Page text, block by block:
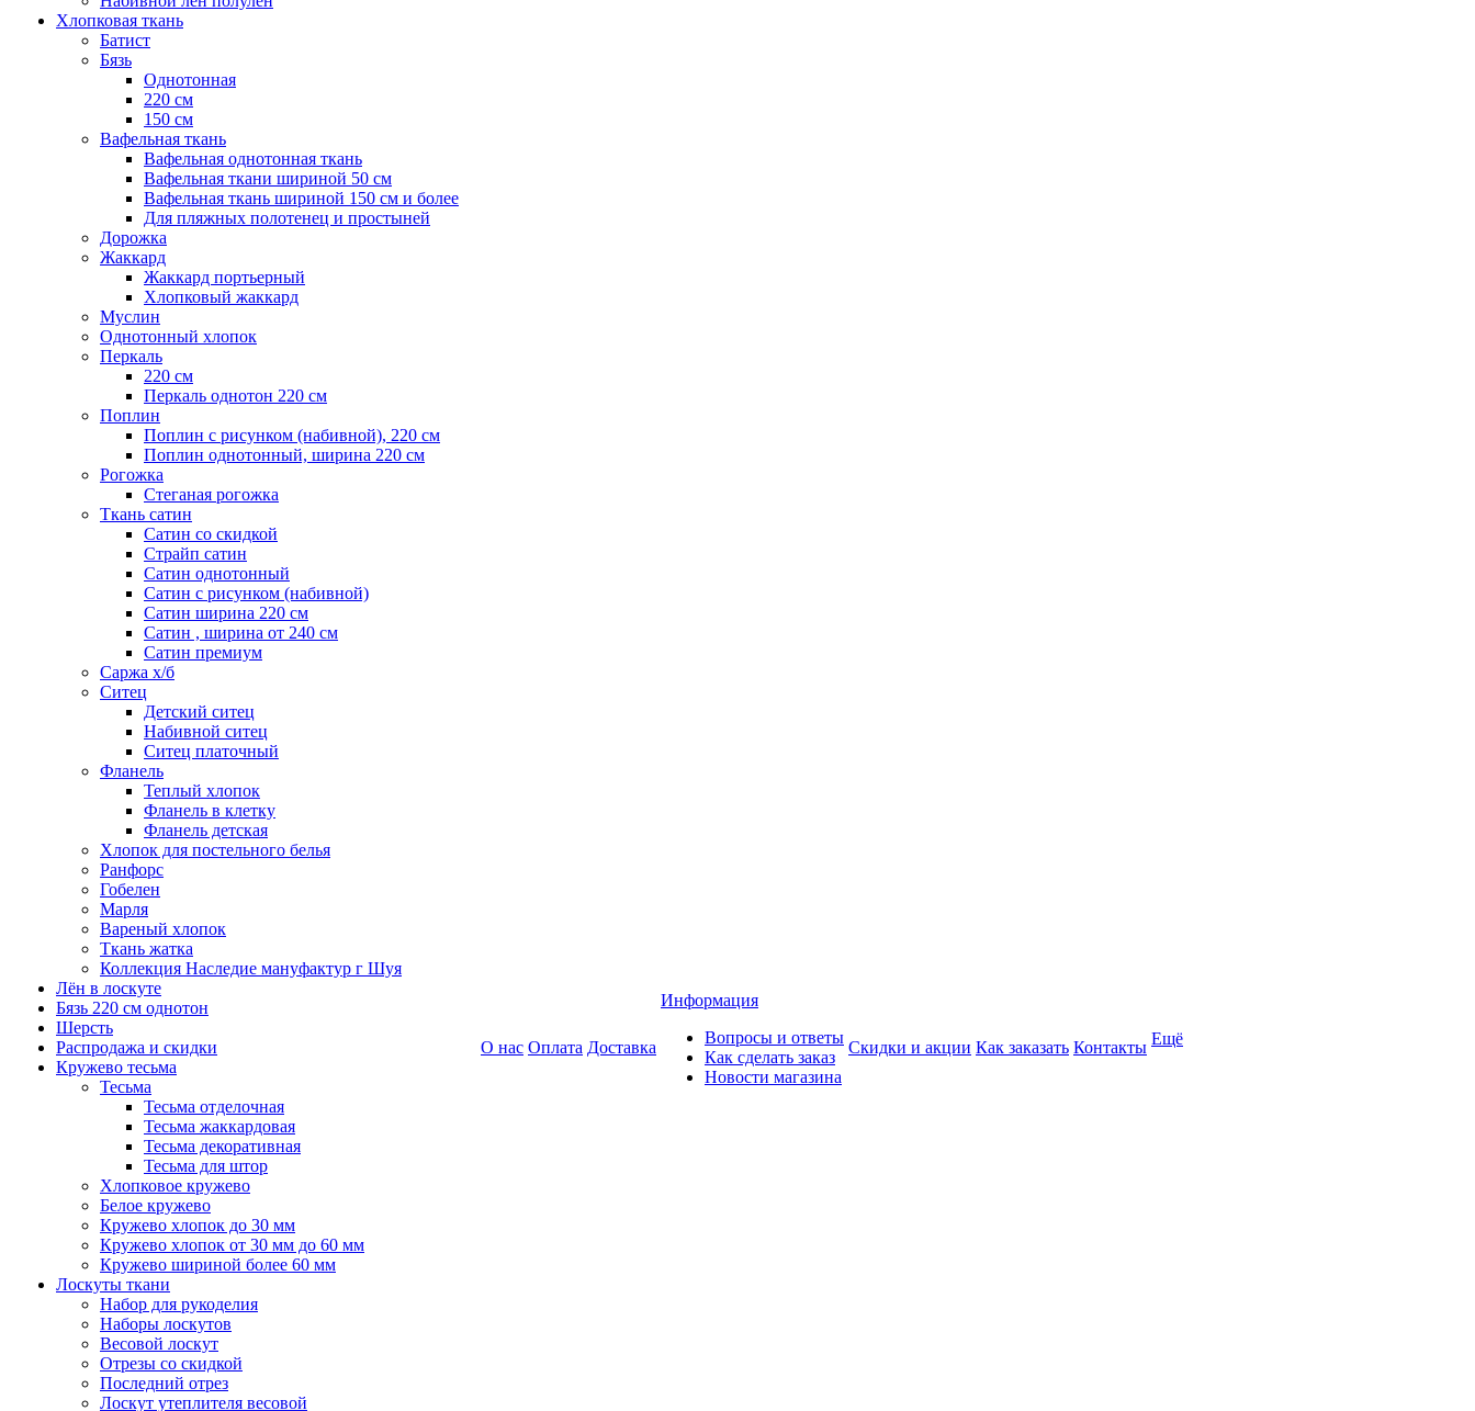
Хлопковая ткань
Батист
Бязь
Однотонная
220 см
150 см
Вафельная ткань
Вафельная однотонная ткань
Вафельная ткани шириной 50 см
Вафельная ткань шириной 150 см и более
Для пляжных полотенец и простыней
Дорожка
Жаккард
Жаккард портьерный
Хлопковый жаккард
Муслин
Однотонный хлопок
Перкаль
220 см
Перкаль однотон 220 см
Поплин
Поплин с рисунком (набивной), 220 см
Поплин однотонный, ширина 220 см
Рогожка
Стеганая рогожка
Ткань сатин
Сатин со скидкой
Страйп сатин
Сатин однотонный
Сатин с рисунком (набивной)
Сатин ширина 220 см
Сатин , ширина от 240 см
Сатин премиум
Саржа х/б
Ситец
Детский ситец
Набивной ситец
Ситец платочный
Фланель
Теплый хлопок
Фланель в клетку
Фланель детская
Хлопок для постельного белья
Ранфорс
Гобелен
Марля
Вареный хлопок
Ткань жатка
Коллекция Наследие мануфактур г Шуя
Лён в лоскуте
Бязь 220 см однотон
Шерсть
Распродажа и скидки
Кружево тесьма
Тесьма
Тесьма отделочная
Тесьма жаккардовая
Тесьма декоративная
Тесьма для штор
Хлопковое кружево
Белое кружево
Кружево хлопок до 30 мм
Кружево хлопок от 30 мм до 60 мм
Кружево шириной более 60 мм
Лоскуты ткани
Набор для рукоделия
Наборы лоскутов
Весовой лоскут
Отрезы со скидкой
Последний отрез
Лоскут утеплителя весовой
О нас Оплата Доставка
Информация
Вопросы и ответы
Как сделать заказ
Новости магазина
Скидки и акции Как заказать Контакты Ещё